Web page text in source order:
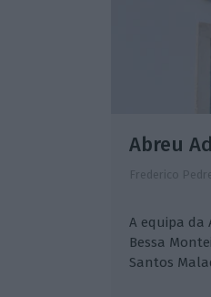
Abreu
Frederico
A equipa da
Bessa
Santos